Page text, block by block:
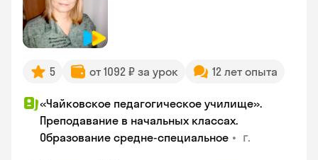
5 от 1092 ₽ за урок 12 лет опыта
«Чайковское педагогическое училище».
Преподавание в начальных классах.
Образование средне-специальное • г.